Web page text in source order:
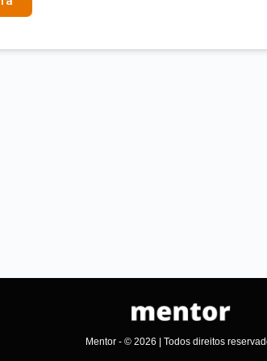
Mentor - © 2026 | Todos direitos